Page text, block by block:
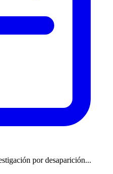
por desaparición...